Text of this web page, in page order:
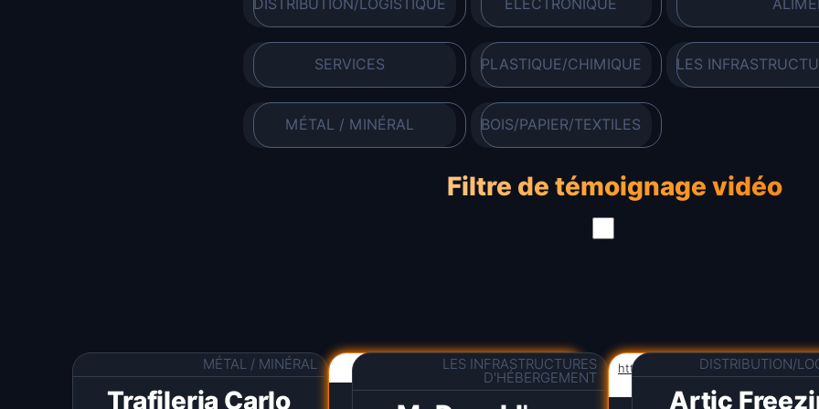
DISTRIBUTION/LOGISTIQUE
SERVICES
MÉTAL / MINÉRAL
ELECTRONIQUE
PLASTIQUE/CHIMIQUE
BOIS/PAPIER/TEXTILES
LES
Filtre de témoignage vidéo
MÉTAL / MINÉRAL
Trafileria Carlo
https://www.trafileriacasati.com/
LES INFRASTRUCTURES
D'HÉBERGEMENT
https://www.mcdonalds.it/
DISTRIBUTION/
Artic